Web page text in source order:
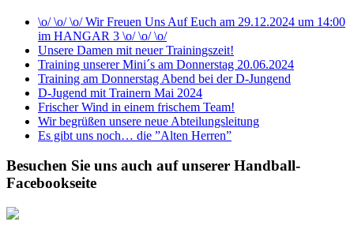
\o/ \o/ \o/ Wir Freuen Uns Auf Euch am 29.12.2024 um 14:00
im HANGAR 3 \o/ \o/ \o/
Unsere Damen mit neuer Trainingszeit!
Training unserer Mini´s am Donnerstag 20.06.2024
Training am Donnerstag Abend bei der D-Jungend
D-Jugend mit Trainern Mai 2024
Frischer Wind in einem frischem Team!
Wir begrüßen unsere neue Abteilungsleitung
Es gibt uns noch… die ”Alten Herren”
Besuchen Sie uns auch auf unserer Handball-
Facebookseite